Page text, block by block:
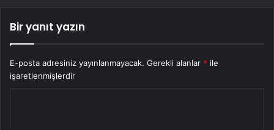
Bir yanıt yazın
E-posta adresiniz yayınlanmayacak. Gerekli alanlar * ile
işaretlenmişlerdir